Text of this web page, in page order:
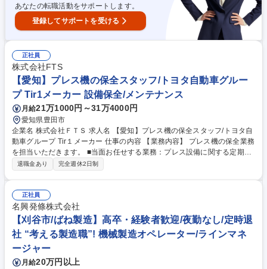
あなたの転職活動をサポートします。
登録してサポートを受ける
正社員
株式会社FTS
【愛知】プレス機の保全スタッフ/トヨタ自動車グルー
プ Tir1メーカー 設備保全/メンテナンス
月給21万1000円～31万4000円
愛知県豊田市
企業名 株式会社ＦＴＳ 求人名 【愛知】プレス機の保全スタッフ/トヨタ自
動車グループ Tir１メーカー 仕事の内容 【業務内容】 プレス機の保全業務
を担当いただきます。 ■当面お任せする業務：プレス設備に関する定期点
検業務の補助（夜間業務を含む場合あり） ■将来的にお任せする業務： ・
レス機の保全スタッフ/トヨタ自動車グループ Tir１メーカー
退職金あり 完全週休2日制
正社員
名興発條株式会社
【刈谷市/ばね製造】高卒・経験者歓迎/夜勤なし/定時退
社 “考える製造職”! 機械製造オペレーター/ラインマネ
ージャー
月給20万円以上